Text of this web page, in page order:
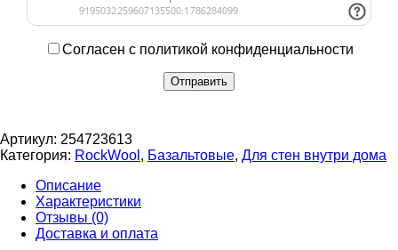
Согласен с политикой конфиденциальности
Артикул: 254723613
Категория: RockWool , Базальтовые, Для стен внутри дома
Описание
Характеристики
Отзывы (0)
Доставка и оплата